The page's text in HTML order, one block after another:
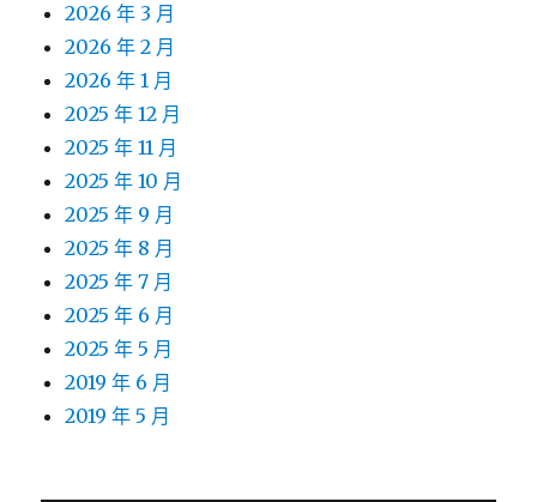
2026 年 3 月
2026 年 2 月
2026 年 1 月
2025 年 12 月
2025 年 11 月
2025 年 10 月
2025 年 9 月
2025 年 8 月
2025 年 7 月
2025 年 6 月
2025 年 5 月
2019 年 6 月
2019 年 5 月